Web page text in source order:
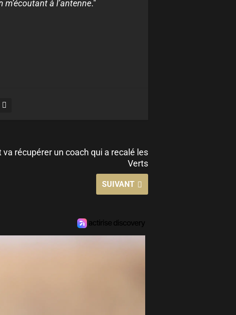
à l’antenne."
va récupérer un coach qui a recalé les
Verts
SUIVANT